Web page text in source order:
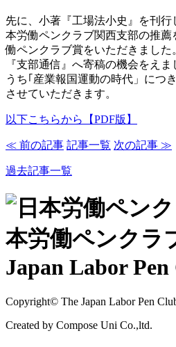
先に、小著『工場法小史』を刊行
本労働ペンクラブ関西支部の推薦
働ペンクラブ賞をいただきまし
『支部通信』へ寄稿の機会をえ
うち｢産業報国運動の時代」につ
させていただきます。
以下こちらから【PDF版】
≪ 前の記事 記事一覧 次の記事 ≫
過去記事一覧
本労働ペンクラ
Japan Labor
Copyright© The Japan Labor Pen
Created by Compose Uni Co.,ltd.